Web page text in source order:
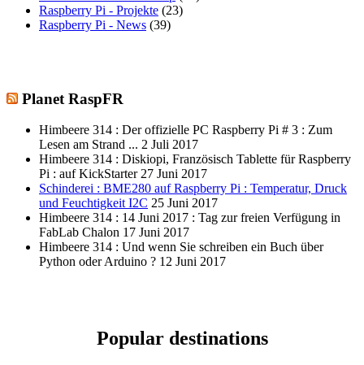
Raspberry Pi - Projekte (23)
Raspberry Pi - News (39)
Planet RaspFR
Himbeere 314 : Der offizielle PC Raspberry Pi # 3 : Zum
Lesen am Strand ... 2 Juli 2017
Himbeere 314 : Diskiopi, Französisch Tablette für Raspberry
Pi : auf KickStarter 27 Juni 2017
Schinderei : BME280 auf Raspberry Pi : Temperatur, Druck
und Feuchtigkeit I2C 25 Juni 2017
Himbeere 314 : 14 Juni 2017 : Tag zur freien Verfügung in
FabLab Chalon 17 Juni 2017
Himbeere 314 : Und wenn Sie schreiben ein Buch über
Python oder Arduino ? 12 Juni 2017
Popular destinations